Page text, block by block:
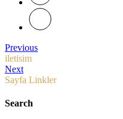
Previous
iletisim
Next
Sayfa Linkler
Search